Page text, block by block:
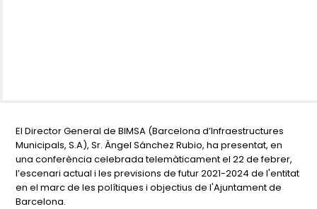
El Director General de BIMSA (Barcelona d’Infraestructures
Municipals, S.A), Sr. Àngel Sánchez Rubio, ha presentat, en
una conferència celebrada telemàticament el 22 de febrer,
l’escenari actual i les previsions de futur 2021-2024 de l'entitat
en el marc de les polítiques i objectius de l'Ajuntament de
Barcelona.